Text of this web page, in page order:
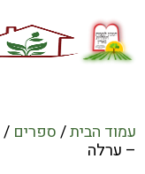
עמוד הבית/ספרים /
– ערלה